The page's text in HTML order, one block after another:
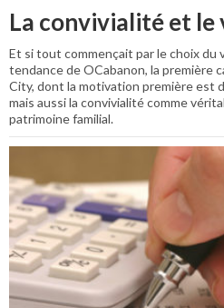
La convivialité et le
Et si tout commençait par le choix du
tendance de OCabanon, la première
City, dont la motivation première est
mais aussi la convivialité comme
patrimoine familial.